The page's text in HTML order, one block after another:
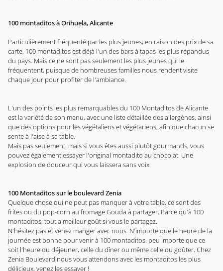
100 montaditos à Orihuela, Alicante
Particulièrement fréquenté par les plus jeunes, en raison des prix de sa
carte, 100 montaditos est déjà l'un des bars à tapas les plus répandus
du pays. Mais ce ne sont pas seulement les plus jeunes qui le
fréquentent, puisque de nombreuses familles nous rendent visite
chaque jour pour profiter de l'ambiance.
L'un des points les plus remarquables du 100 Montaditos de Alicante
est la variété de son menu, avec une liste détaillée des allergènes, ainsi
que des options pour les végétaliens et végétariens, afin que chacun se
sente à l'aise à sa table.
Mais pas seulement, mais si vous êtes aussi plutôt gourmands, vous
pouvez également essayer l'original montadito au chocolat. Une
explosion de douceur qui vous laissera sans voix.
100 Montaditos sur le boulevard Zenia
Quelque chose qui ne peut pas manquer à votre table, ce sont des
frites ou du pop-corn au fromage Gouda à partager. Parce qu'à 100
montaditos, tout a meilleur goût si vous le partagez.
N'hésitez pas et venez manger avec nous. N'importe quelle heure de la
journée est bonne pour venir à 100 montaditos, peu importe que ce
soit l'heure du déjeuner, celle du dîner ou même celle du goûter. Chez
Zenia Boulevard nous vous attendons avec les montaditos les plus
délicieux, venez les essayer !